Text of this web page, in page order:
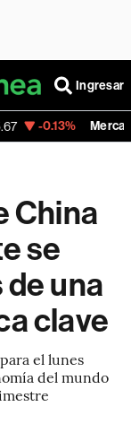
Ingresar
MercadoLibre
China
se
una
clave
el lunes
del mundo